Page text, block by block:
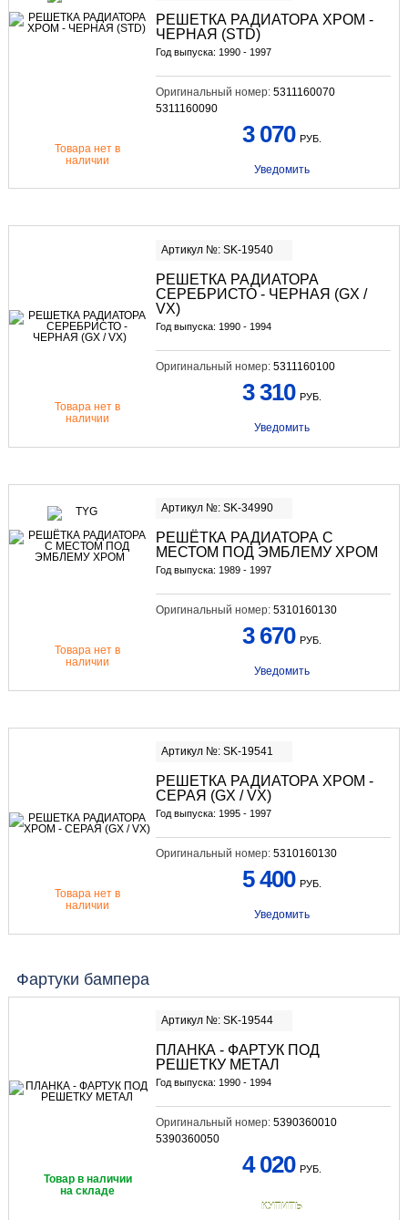
РЕШЕТКА РАДИАТОРА ХРОМ -
ЧЕРНАЯ (STD)
Год выпуска: 1990 - 1997
Оригинальный номер: 5311160070
5311160090
Товара нет в
наличии
3 070 РУБ.
Уведомить
Артикул №: SK-19540
РЕШЕТКА РАДИАТОРА
СЕРЕБРИСТО - ЧЕРНАЯ (GX /
VX)
Год выпуска: 1990 - 1994
Оригинальный номер: 5311160100
Товара нет в
наличии
3 310 РУБ.
Уведомить
Артикул №: SK-34990
РЕШЁТКА РАДИАТОРА С
МЕСТОМ ПОД ЭМБЛЕМУ ХРОМ
Год выпуска: 1989 - 1997
Оригинальный номер: 5310160130
Товара нет в
наличии
3 670 РУБ.
Уведомить
Артикул №: SK-19541
РЕШЕТКА РАДИАТОРА ХРОМ -
СЕРАЯ (GX / VX)
Год выпуска: 1995 - 1997
Оригинальный номер: 5310160130
Товара нет в
наличии
5 400 РУБ.
Уведомить
Фартуки бампера
Артикул №: SK-19544
ПЛАНКА - ФАРТУК ПОД
РЕШЕТКУ МЕТАЛ
Год выпуска: 1990 - 1994
Оригинальный номер: 5390360010
5390360050
Товар в наличии
на складе
4 020 РУБ.
КУПИТЬ